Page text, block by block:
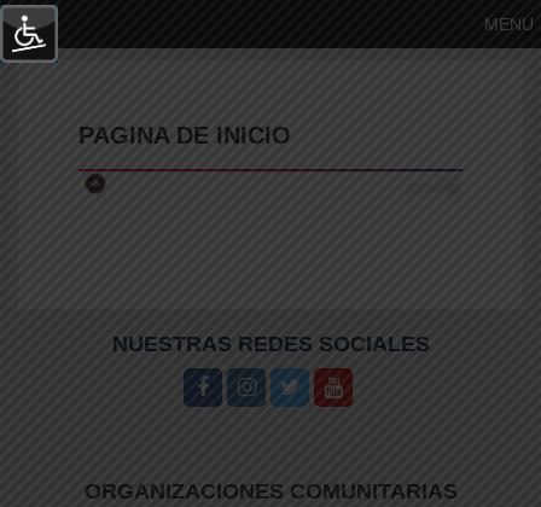
MENU
PAGINA DE INICIO
NUESTRAS REDES SOCIALES
ORGANIZACIONES COMUNITARIAS